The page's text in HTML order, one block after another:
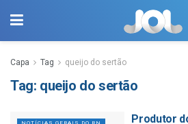
Capa Tag queijo do sertão
Tag: queijo do sertão
Produtor